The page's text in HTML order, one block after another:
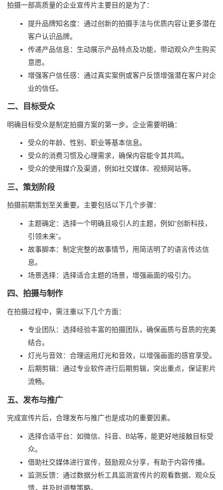
拍摄一部高质量的企业宣传片主要目的是为了：
提升品牌知名度：通过创新的拍摄手法与优质内容让更多潜在
客户认识品牌。
传递产品信息：生动展示产品特点及功能，带动观众产生购买
意愿。
增强客户信任感：通过真实案例或客户反馈增强潜在客户对企
业的信任。
二、目标受众
明确目标受众是制定拍摄方案的第一步。企业需要明确：
受众的年龄、性别、职业等基本信息。
受众的消费习惯及心理需求，确保内容能令其共鸣。
受众的使用媒介及渠道，例如社交媒体、视频网站等。
三、策划阶段
拍摄前期策划至关重要。主要包括以下几个步骤：
主题确定：选择一个明确且吸引人的主题，例如“创新科技，
引领未来”。
故事脚本：制定完整的故事情节，用简洁明了的语言传达信
息。
场景选择：选择适合主题的场景，增强画面的吸引力。
四、拍摄与制作
在拍摄过程中，需注重以下几个方面：
专业团队：选择经验丰富的拍摄团队，确保画质与音质的完美
结合。
灯光与音效：合理运用灯光和音效，以增强画面的感官享受。
后期剪辑：通过专业软件进行后期剪辑，突出重点，保证影片
流畅。
五、发布与推广
完成宣传片后，合理发布与推广也是成功的重要因素。
选择合适平台：如微信、抖音、B站等，能更好地接触目标受
众。
借助社交媒体进行宣传，鼓励观众分享，有助于内容传播。
监测反馈：通过数据分析工具监测宣传片的观看数据、观众反
馈，并及时调整策略。